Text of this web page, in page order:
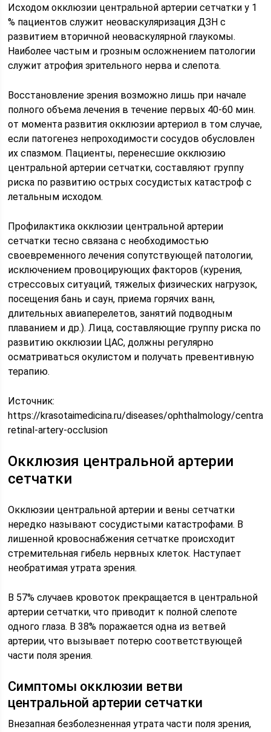
Исходом окклюзии центральной артерии сетчатки у 1
% пациентов служит неоваскуляризация ДЗН с
развитием вторичной неоваскулярной глаукомы.
Наиболее частым и грозным осложнением патологии
служит атрофия зрительного нерва и слепота.
Восстановление зрения возможно лишь при начале
полного объема лечения в течение первых 40-60 мин.
от момента развития окклюзии артериол в том случае,
если патогенез непроходимости сосудов обусловлен
их спазмом. Пациенты, перенесшие окклюзию
центральной артерии сетчатки, составляют группу
риска по развитию острых сосудистых катастроф с
летальным исходом.
Профилактика окклюзии центральной артерии
сетчатки тесно связана с необходимостью
своевременного лечения сопутствующей патологии,
исключением провоцирующих факторов (курения,
стрессовых ситуаций, тяжелых физических нагрузок,
посещения бань и саун, приема горячих ванн,
длительных авиаперелетов, занятий подводным
плаванием и др.). Лица, составляющие группу риска по
развитию окклюзии ЦАС, должны регулярно
осматриваться окулистом и получать превентивную
терапию.
Источник:
https://krasotaimedicina.ru/diseases/ophthalmology/central-
retinal-artery-occlusion
Окклюзия центральной артерии
сетчатки
Окклюзии центральной артерии и вены сетчатки
нередко называют сосудистыми катастрофами. В
лишенной кровоснабжения сетчатке происходит
стремительная гибель нервных клеток. Наступает
необратимая утрата зрения.
В 57% случаев кровоток прекращается в центральной
артерии сетчатки, что приводит к полной слепоте
одного глаза. В 38% поражается одна из ветвей
артерии, что вызывает потерю соответствующей
части поля зрения.
Симптомы окклюзии ветви
центральной артерии сетчатки
Внезапная безболезненная утрата части поля зрения,